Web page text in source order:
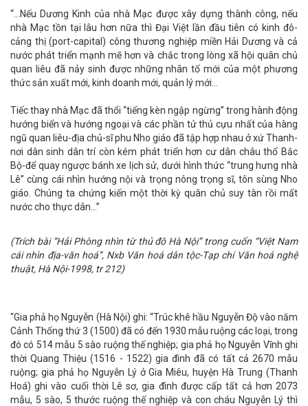
“…Nếu Dương Kinh của nhà Mạc được xây dựng thành công, nếu
nhà Mạc tồn tại lâu hơn nữa thì Đại Việt lần đầu tiên có kinh đô-
cảng thị (port-capital) công thương nghiệp miền Hải Dương và cả
nước phát triển mạnh mẽ hơn và chắc trong lòng xã hội quân chủ
quan liêu đã nảy sinh được những nhân tố mới của một phương
thức sản xuất mới, kinh doanh mới, quản lý mới…
Tiếc thay nhà Mạc đã thổi “tiếng kèn ngập ngừng” trong hành động
hướng biển và hướng ngoại và các phần tử thủ cựu nhất của hàng
ngũ quan liêu-địa chủ-sĩ phu Nho giáo đã tập hợp nhau ở xứ Thanh-
nơi dân sinh dân trí còn kém phát triển hơn cư dân châu thổ Bắc
Bộ-để quay ngược bánh xe lịch sử, dưới hình thức “trung hưng nhà
Lê” cùng cái nhìn hướng nội và trọng nông trọng sĩ, tôn sùng Nho
giáo. Chúng ta chứng kiến một thời kỳ quân chủ suy tàn rồi mất
nước cho thực dân…”
(Trích bài “Hải Phòng nhìn từ thủ đô Hà Nội” trong cuốn “Việt Nam
cái nhìn địa-văn hoá”, Nxb Văn hoá dân tộc-Tạp chí Văn hoá nghệ
thuật, Hà Nội-1998, tr 212)
“Gia phả họ Nguyễn (Hà Nội) ghi: “Trúc khê hầu Nguyễn Độ vào năm
Cảnh Thống thứ 3 (1500) đã có đến 1930 mẫu ruộng các loại, trong
đó có 514 mẫu 5 sào ruộng thế nghiệp; gia phả họ Nguyễn Vĩnh ghi
thời Quang Thiệu (1516 - 1522) gia đình đã có tất cả 2670 mẫu
ruộng; gia phả họ Nguyễn Lý ở Gia Miêu, huyện Hà Trung (Thanh
Hoá) ghi vào cuối thời Lê sơ, gia đình được cấp tất cả hơn 2073
mẫu, 5 sào, 5 thước ruộng thế nghiệp và con cháu Nguyễn Lý thì